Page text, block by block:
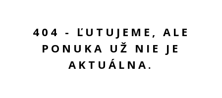
404 - ĽUTUJEME, ALE
PONUKA UŽ NIE JE
AKTUÁLNA.